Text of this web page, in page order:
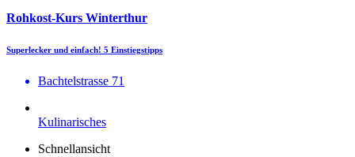
Rohkost-Kurs Winterthur
Superlecker und einfach! 5 Einstiegstipps
Bachtelstrasse 71
Kulinarisches
Schnellansicht